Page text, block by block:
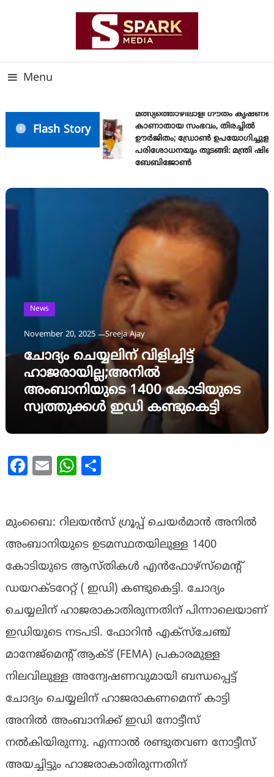
Menu
Flash Story
മത്സ്യത്തൊഴിലാളി ഗൗതം കൃഷ്ണയെ
കാണാതായ സംഭവം, തിരച്ചിൽ
ഊർജിതം; ഡ്രോണ്‍ ഉപയോഗിച്ചുള്ള
പരിശോധനയും തുടങ്ങി: മന്ത്രി ഷിബു
ബേബിജോണ്‍
News
November 20, 2025 Sreeja Ajay
ചോദ്യം ചെയ്യലിന് വിളിച്ചിട്ട്
ഹാജരായില്ല;അനില്‍
അംബാനിയുടെ 1400 കോടിയുടെ
സ്വത്തുക്കള്‍ ഇഡി കണ്ടുകെട്ടി
Facebook
Email WhatsApp
മുംബൈ: റിലയന്‍സ് ഗ്രൂപ്പ് ചെയര്‍മാന്‍ അനില്‍
അംബാനിയുടെ ഉടമസ്ഥതയിലുള്ള 1400
കോടിയുടെ ആസ്തികള്‍ എന്‍ഫോഴ്‌സ്‌മെന്റ്
ഡയറക്ടറേറ്റ് ( ഇഡി) കണ്ടുകെട്ടി. ചോദ്യം
ചെയ്യലിന് ഹാജരാകാതിരുന്നതിന് പിന്നാലെയാണ്
ഇഡിയുടെ നടപടി. ഫോറിന്‍ എക്‌സ്‌ചേഞ്ച്
മാനേജ്‌മെന്റ് ആക്ട് (FEMA) പ്രകാരമുള്ള
നിലവിലുള്ള അന്വേഷണവുമായി ബന്ധപ്പെട്ട്
ചോദ്യം ചെയ്യലിന് ഹാജരാകണമെന്ന് കാട്ടി
അനില്‍ അംബാനിക്ക് ഇഡി നോട്ടീസ്
നല്‍കിയിരുന്നു. എന്നാല്‍ രണ്ടുതവണ നോട്ടീസ്
അയച്ചിട്ടും ഹാജരാകാതിരുന്നതിന്